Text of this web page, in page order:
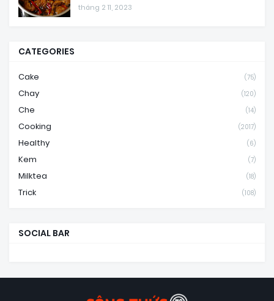
tháng 2 11, 2023
CATEGORIES
Cake (75)
Chay (120)
Che (14)
Cooking (2017)
Healthy (6)
Kem (7)
Milktea (18)
Trick (108)
SOCIAL BAR